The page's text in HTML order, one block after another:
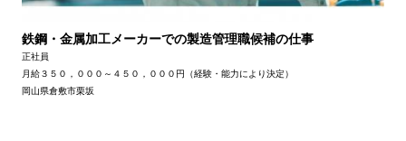
鉄鋼・金属加工メーカーでの製造管理職候補の仕事
正社員
月給３５０，０００～４５０，０００円（経験・能力により決定）
岡山県倉敷市栗坂